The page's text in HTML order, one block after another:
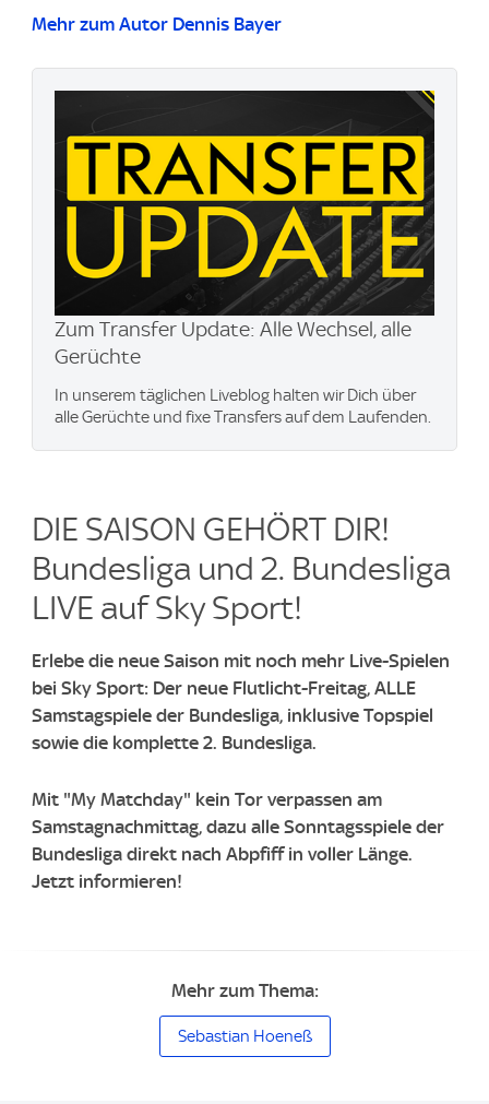
Mehr zum Autor Dennis Bayer
Zum Transfer Update: Alle Wechsel, alle
Gerüchte
In unserem täglichen Liveblog halten wir Dich über
alle Gerüchte und fixe Transfers auf dem Laufenden.
DIE SAISON GEHÖRT DIR!
Bundesliga und 2. Bundesliga
LIVE auf Sky Sport!
Erlebe die neue Saison mit noch mehr Live-Spielen
bei Sky Sport: Der neue Flutlicht-Freitag, ALLE
Samstagspiele der Bundesliga, inklusive Topspiel
sowie die komplette 2. Bundesliga.
Mit "My Matchday" kein Tor verpassen am
Samstagnachmittag, dazu alle Sonntagsspiele der
Bundesliga direkt nach Abpfiff in voller Länge.
Jetzt informieren!
Mehr zum Thema:
Sebastian Hoeneß